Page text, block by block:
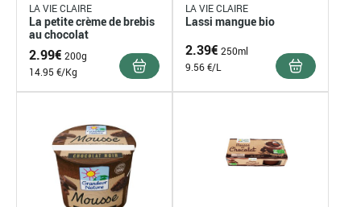
LA VIE CLAIRE
La petite crème de brebis
au chocolat
2.99€ 200g
14.95 €/Kg
LA VIE CLAIRE
Lassi mangue bio
2.39€ 250ml
9.56 €/L